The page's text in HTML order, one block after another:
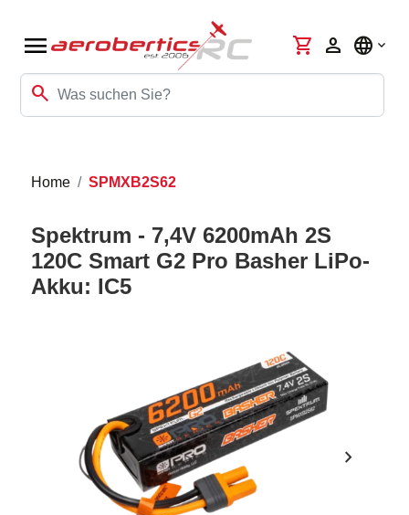
menu
search
shopping_cart person language
Home SPMXB2S62
Spektrum - 7,4V 6200mAh 2S
120C Smart G2 Pro Basher LiPo-
Akku: IC5
chevron_right